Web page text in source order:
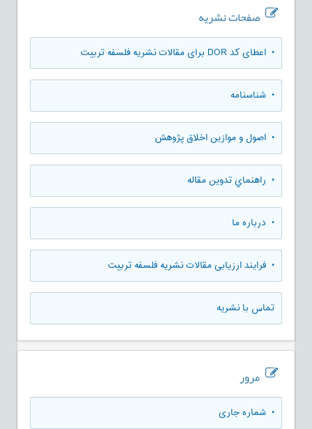
صفحات نشریه
• اعطای کد DOR برای مقالات نشریه فلسفه تربیت
• شناسنامه
• اصول و موازین اخلاق پژوهش
• راهنماي تدوين مقاله
• درباره ما
• فرایند ارزیابی مقالات نشریه فلسفه تربیت
تماس با نشریه
مرور
• شماره جاری